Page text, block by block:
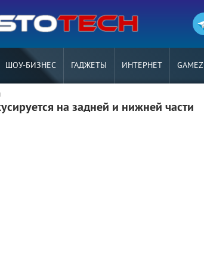
ШОУ-БИЗНЕС ГАДЖЕТЫ ИНТЕРНЕТ GAMEZ
на задней и нижней части